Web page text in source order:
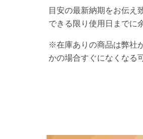
目安の最新納期をお伝え
できる限り使用日までに
※在庫ありの商品は弊社
かの場合すぐになくなる